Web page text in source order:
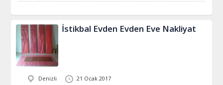
İstikbal Evden Evden Eve Nakliyat
Denizli 21 Ocak 2017